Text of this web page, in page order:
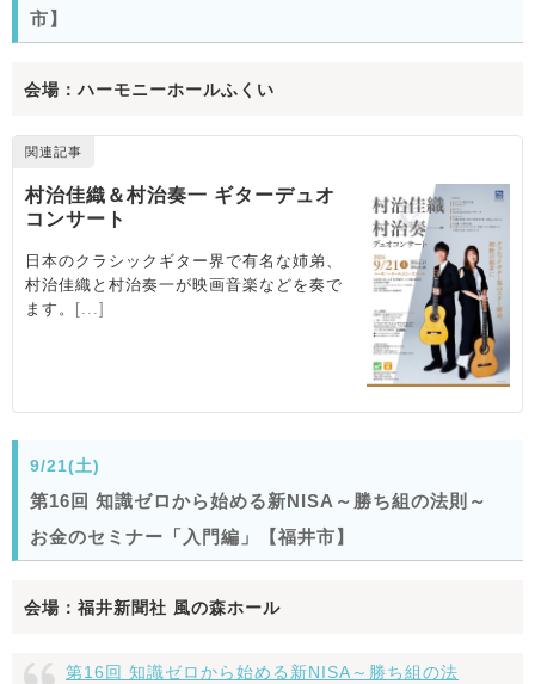
市】
会場：ハーモニーホールふくい
9/21(土)
第16回 知識ゼロから始める新NISA～勝ち組の法則～
お金のセミナー「入門編」【福井市】
会場：福井新聞社 風の森ホール
第16回 知識ゼロから始める新NISA～勝ち組の法